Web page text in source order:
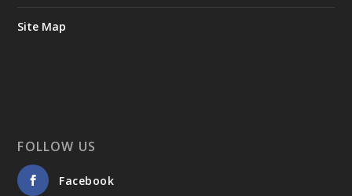
Site Map
FOLLOW US
Facebook